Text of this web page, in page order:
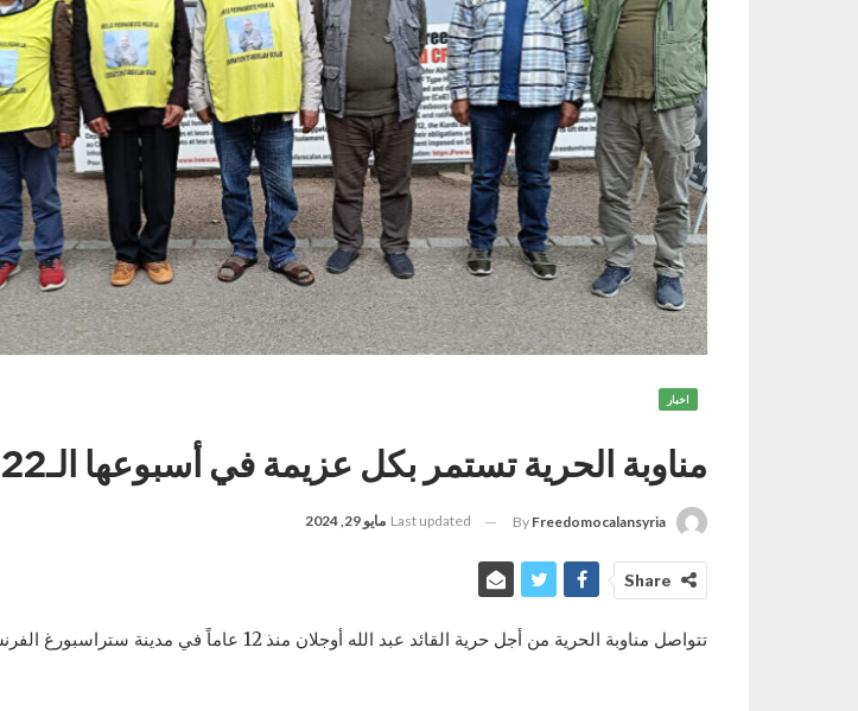
اخبار
مناوبة الحرية تستمر بكل عزيمة في أسبوعها الـ622
By Freedomocalansyria
Last updated مايو 29, 2024
Share
تتواصل مناوبة الحرية من أجل حرية القائد عبد الله أوجلان منذ 12 عاماً في مدينة ستراسبورغ الفرنسية.